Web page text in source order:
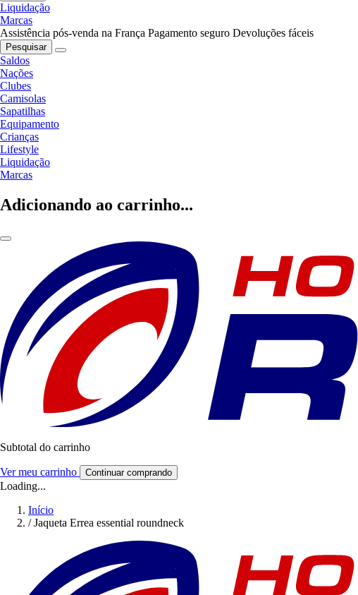
Liquidação
Marcas
Assistência pós-venda na França Pagamento seguro Devoluções fáceis
Pesquisar
Saldos
Nações
Clubes
Camisolas
Sapatilhas
Equipamento
Crianças
Lifestyle
Liquidação
Marcas
Adicionando ao carrinho...
Subtotal do carrinho
Ver meu carrinho Continuar comprando
Loading...
Início
/ Jaqueta Errea essential roundneck